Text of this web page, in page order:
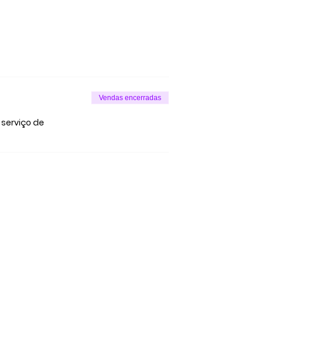
serviço de
Vendas encerradas